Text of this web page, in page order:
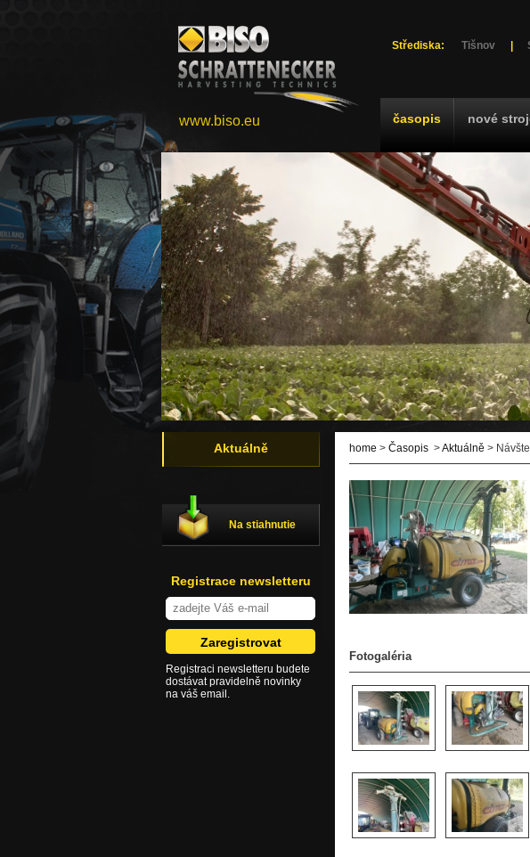
Střediska: Tišnov
časopis nové
www.biso.eu
home > Časopis >Aktuálně >
Fotogaléria
Aktuálně
Na stiahnutie
Registrace newsletteru
Registraci newsletteru budete
dostávat pravidelně novinky
na váš email.